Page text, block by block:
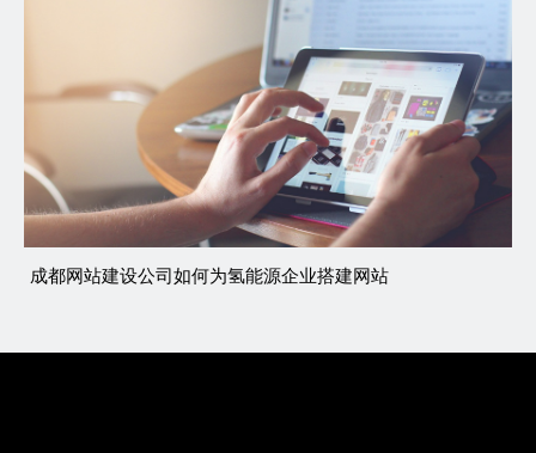
成都网站建设公司如何为氢能源企业搭建网站